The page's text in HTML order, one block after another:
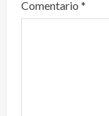
n
Comentario *